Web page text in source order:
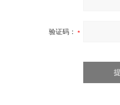
验证码：